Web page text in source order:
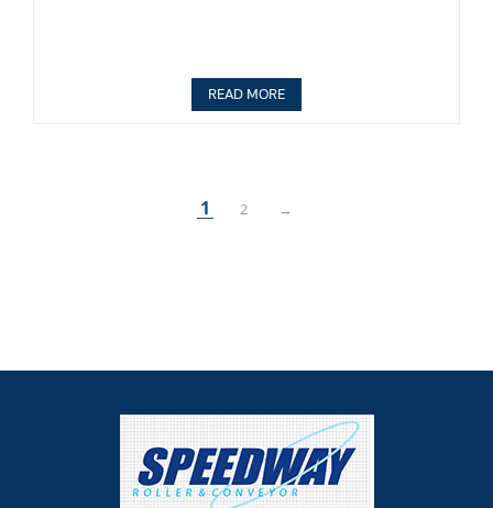
READ MORE
1 2 →